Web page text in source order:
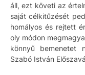
áll, ezt követi az
saját célkitűzését
homályos és rejtett
oly módon
könnyű bemenetet
Szabó István